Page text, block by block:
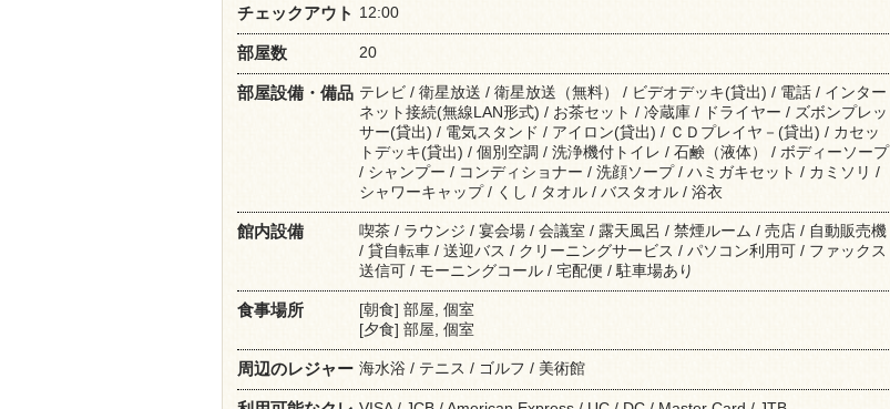
チェックアウト 12:00
部屋数 20
部屋設備・備品 テレビ / 衛星放送 / 衛星放送（無料） / ビデオデッキ(貸出) / 電話 / インター
ネット接続(無線LAN形式) / お茶セット / 冷蔵庫 / ドライヤー / ズボンプレッ
サー(貸出) / 電気スタンド / アイロン(貸出) / ＣＤプレイヤ－(貸出) / カセッ
トデッキ(貸出) / 個別空調 / 洗浄機付トイレ / 石鹸（液体） / ボディーソープ
/ シャンプー / コンディショナー / 洗顔ソープ / ハミガキセット / カミソリ /
シャワーキャップ / くし / タオル / バスタオル / 浴衣
館内設備
喫茶 / ラウンジ / 宴会場 / 会議室 / 露天風呂 / 禁煙ルーム / 売店 / 自動販売機
/ 貸自転車 / 送迎バス / クリーニングサービス / パソコン利用可 / ファックス
送信可 / モーニングコール / 宅配便 / 駐車場あり
食事場所
[朝食] 部屋, 個室
[夕食] 部屋, 個室
周辺のレジャー 海水浴 / テニス / ゴルフ / 美術館